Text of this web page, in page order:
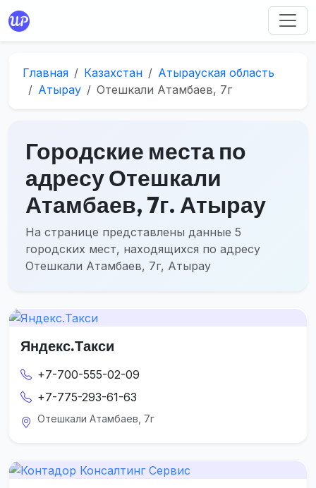
Главная Казахстан
Атырауская область
Атырау
Отешкали Атамбаев, 7г
Городские места по
адресу Отешкали
Атамбаев, 7г. Атырау
На странице представлены данные 5
городских мест, находящихся по адресу
Отешкали Атамбаев, 7г, Атырау
Яндекс.Такси
+7-700-555-02-09
+7-775-293-61-63
Отешкали Атамбаев, 7г